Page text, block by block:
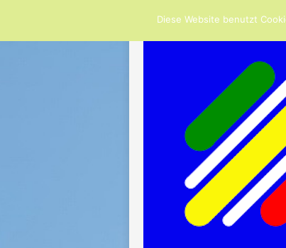
Diese Website benutzt